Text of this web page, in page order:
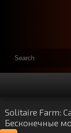
Solitaire Farm:
Бесконечные